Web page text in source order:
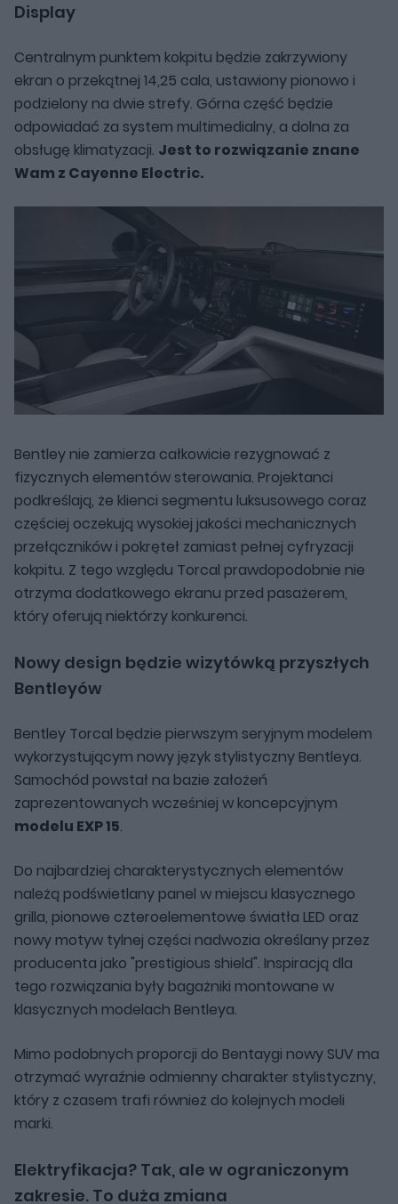
Display
Centralnym punktem kokpitu będzie zakrzywiony
ekran o przekątnej 14,25 cala, ustawiony pionowo i
podzielony na dwie strefy. Górna część będzie
odpowiadać za system multimedialny, a dolna za
obsługę klimatyzacji. Jest to rozwiązanie znane
Wam z Cayenne Electric.
Bentley nie zamierza całkowicie rezygnować z
fizycznych elementów sterowania. Projektanci
podkreślają, że klienci segmentu luksusowego coraz
częściej oczekują wysokiej jakości mechanicznych
przełączników i pokręteł zamiast pełnej cyfryzacji
kokpitu. Z tego względu Torcal prawdopodobnie nie
otrzyma dodatkowego ekranu przed pasażerem,
który oferują niektórzy konkurenci.
Nowy design będzie wizytówką przyszłych
Bentleyów
Bentley Torcal będzie pierwszym seryjnym modelem
wykorzystującym nowy język stylistyczny Bentleya.
Samochód powstał na bazie założeń
zaprezentowanych wcześniej w koncepcyjnym
modelu EXP 15.
Do najbardziej charakterystycznych elementów
należą podświetlany panel w miejscu klasycznego
grilla, pionowe czteroelementowe światła LED oraz
nowy motyw tylnej części nadwozia określany przez
producenta jako "prestigious shield". Inspiracją dla
tego rozwiązania były bagażniki montowane w
klasycznych modelach Bentleya.
Mimo podobnych proporcji do Bentaygi nowy SUV ma
otrzymać wyraźnie odmienny charakter stylistyczny,
który z czasem trafi również do kolejnych modeli
marki.
Elektryfikacja? Tak, ale w ograniczonym
zakresie. To duża zmiana